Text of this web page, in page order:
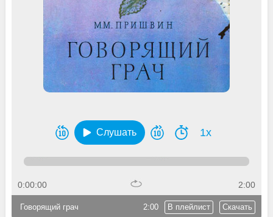
Слушать 1x
0:00:00 2:00
2:00 В плейлист Скачать
Говорящий грач